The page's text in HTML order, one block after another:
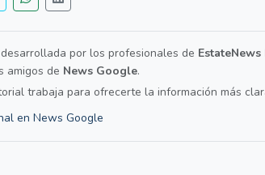
por los profesionales de
amigos de News Google.
trabaja para ofrecerte la información más
en News Google